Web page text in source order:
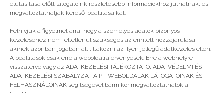
elutasítása előtt látogatóink részletesebb információkhoz juthatnak, és
megváltoztathatják kereső-beállításaikat.
Felhívjuk a figyelmet arra, hogy a személyes adatok bizonyos
kezeléséhez nem feltétlenül szükséges az érintett hozzájárulása,
akinek azonban jogában áll tiltakozni az ilyen jellegű adatkezelés ellen.
A beállítások csak erre a weboldalra érvényesek. Erre a webhelyre
visszatérve vagy az ADATKEZELÉSI TÁJÉKOZTATÓ, ADATVÉDELMI ÉS
ADATKEZELÉSI SZABÁLYZAT A PT-WEBOLDALAK LÁTOGATÓINAK ÉS
FELHASZNÁLÓINAK segítségével bármikor megváltoztathatók a
Lepkekergetés Hófehérkével